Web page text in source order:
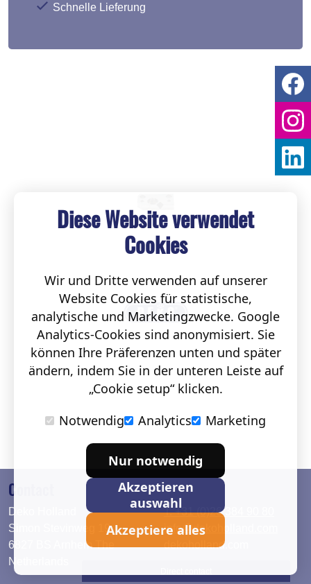
Schnelle Lieferung
Contact
Deko Holland
Simon Stevinweg 19
6827 BS Arnhem The
Netherlands
T. +31 (0)26 384 90 80
info@dekoholland.com
dekoholland.com
Diese Website verwendet
Cookies
Wir und Dritte verwenden auf unserer
Website Cookies für statistische,
analytische und Marketingzwecke. Google
Analytics-Cookies sind anonymisiert. Sie
können Ihre Präferenzen unten und später
ändern, indem Sie in der unteren Leiste auf
„Cookie setup“ klicken.
Notwendig
Analytics Marketing
Nur notwendig
Akzeptieren
auswahl
Akzeptiere alles